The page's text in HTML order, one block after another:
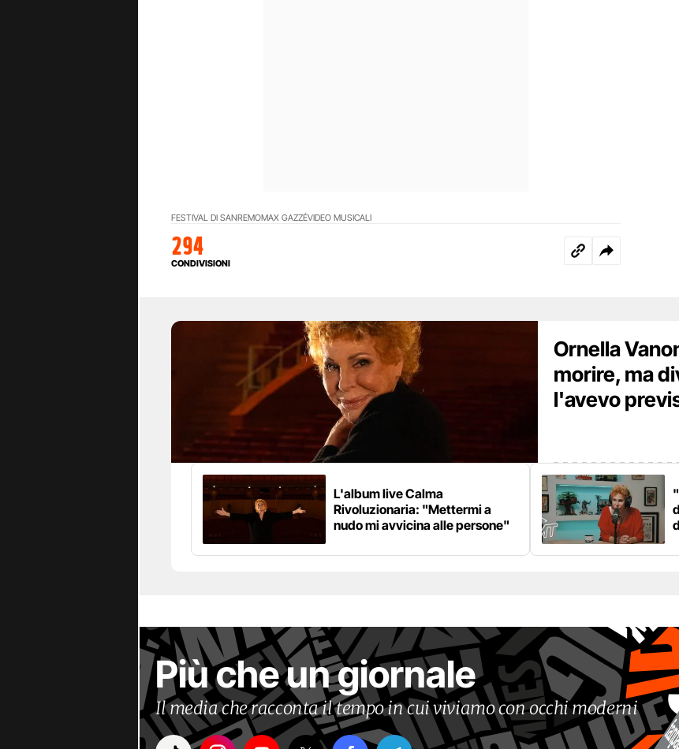
FESTIVAL DI SANREMOMAX GAZZÉVIDEO MUSICALI
294
CONDIVISIONI
Ornella
morire, ma
l'avevo
L'album live Calma
Rivoluzionaria: "Mettermi a
nudo mi avvicina alle persone"
Più che un giornale
Il media che racconta il tempo in cui viviamo con occhi moderni